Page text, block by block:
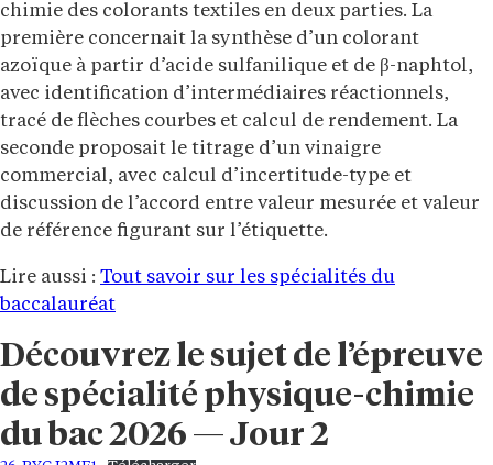
chimie des colorants textiles en deux parties. La
première concernait la synthèse d’un colorant
azoïque à partir d’acide sulfanilique et de β-naphtol,
avec identification d’intermédiaires réactionnels,
tracé de flèches courbes et calcul de rendement. La
seconde proposait le titrage d’un vinaigre
commercial, avec calcul d’incertitude-type et
discussion de l’accord entre valeur mesurée et valeur
de référence figurant sur l’étiquette.
Lire aussi : Tout savoir sur les spécialités du
baccalauréat
Découvrez le sujet de l’épreuve
de spécialité physique-chimie
du bac 2026 — Jour 2